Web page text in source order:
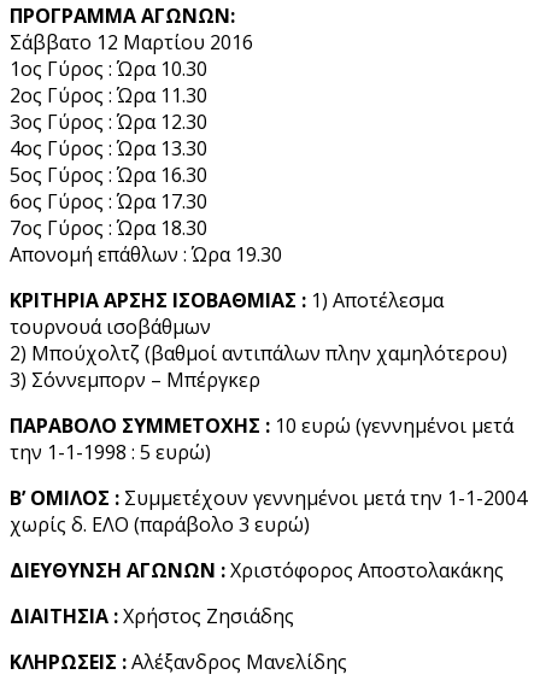
ΠΡΟΓΡΑΜΜΑ ΑΓΩΝΩΝ:
Σάββατο 12 Μαρτίου 2016
1ος Γύρος : Ώρα 10.30
2ος Γύρος : Ώρα 11.30
3ος Γύρος : Ώρα 12.30
4ος Γύρος : Ώρα 13.30
5ος Γύρος : Ώρα 16.30
6ος Γύρος : Ώρα 17.30
7ος Γύρος : Ώρα 18.30
Απονομή επάθλων : Ώρα 19.30
ΚΡΙΤΗΡΙΑ ΑΡΣΗΣ ΙΣΟΒΑΘΜΙΑΣ : 1) Αποτέλεσμα
τουρνουά ισοβάθμων
2) Μπούχολτζ (βαθμοί αντιπάλων πλην χαμηλότερου)
3) Σόννεμπορν – Μπέργκερ
ΠΑΡΑΒΟΛΟ ΣΥΜΜΕΤΟΧΗΣ : 10 ευρώ (γεννημένοι μετά
την 1-1-1998 : 5 ευρώ)
Β’ ΟΜΙΛΟΣ : Συμμετέχουν γεννημένοι μετά την 1-1-2004
χωρίς δ. ΕΛΟ (παράβολο 3 ευρώ)
ΔΙΕΥΘΥΝΣΗ ΑΓΩΝΩΝ :Χριστόφορος Αποστολακάκης
ΔΙΑΙΤΗΣΙΑ :Χρήστος Ζησιάδης
ΚΛΗΡΩΣΕΙΣ :Αλέξανδρος Μανελίδης